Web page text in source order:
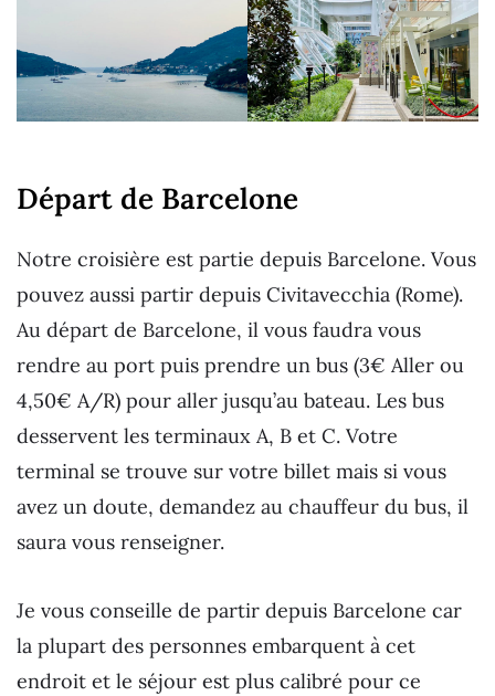
Départ de Barcelone
Notre croisière est partie depuis Barcelone. Vous
pouvez aussi partir depuis Civitavecchia (Rome).
Au départ de Barcelone, il vous faudra vous
rendre au port puis prendre un bus (3€ Aller ou
4,50€ A/R) pour aller jusqu’au bateau. Les bus
desservent les terminaux A, B et C. Votre
terminal se trouve sur votre billet mais si vous
avez un doute, demandez au chauffeur du bus, il
saura vous renseigner.
Je vous conseille de partir depuis Barcelone car
la plupart des personnes embarquent à cet
endroit et le séjour est plus calibré pour ce